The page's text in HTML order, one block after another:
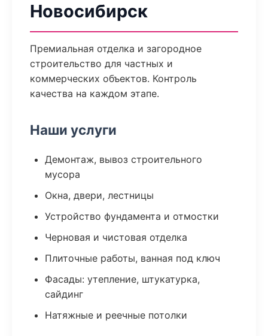
Новосибирск
Премиальная отделка и загородное
строительство для частных и
коммерческих объектов. Контроль
качества на каждом этапе.
Наши услуги
Демонтаж, вывоз строительного
мусора
Окна, двери, лестницы
Устройство фундамента и отмостки
Черновая и чистовая отделка
Плиточные работы, ванная под ключ
Фасады: утепление, штукатурка,
сайдинг
Натяжные и реечные потолки